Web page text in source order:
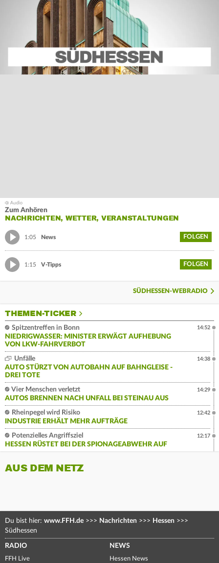
Zum Anhören
NACHRICHTEN, WETTER, VERANSTALTUNGEN
1:05 News FOLGEN
1:15 V-Tipps FOLGEN
SÜDHESSEN-WEBRADIO
THEMEN-TICKER
Spitzentreffen in Bonn
NIEDRIGWASSER: MINISTER ERWÄGT AUFHEBUNG
VON LKW-FAHRVERBOT
14:52
Unfälle
AUTO STÜRZT VON AUTOBAHN AUF BAHNGLEISE -
DREI TOTE
14:38
Vier Menschen verletzt
AUTOS BRENNEN NACH UNFALL BEI STEINAU AUS
14:29
Rheinpegel wird Risiko
INDUSTRIE ERHÄLT MEHR AUFTRÄGE
12:42
Potenzielles Angriffsziel
HESSEN RÜSTET BEI DER SPIONAGEABWEHR AUF
12:17
AUS DEM NETZ
Du bist hier: www.FFH.de >>> Nachrichten >>> Hessen >>>
Südhessen
RADIO
FFH Live
NEWS
Hessen News